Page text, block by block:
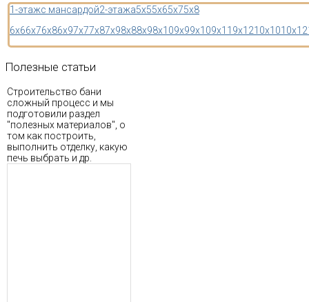
1-этажс мансардой2-этажа5x55x65x75x8
6x66x76x86x97x77x87x98x88x98x109x99x109x11 9x1210x1010x12
Полезные статьи
Строительство бани
сложный процесс и мы
подготовили раздел
"полезных материалов", о
том как построить,
выполнить отделку, какую
печь выбрать и др.